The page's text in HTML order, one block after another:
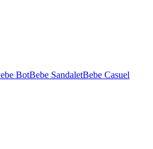
BotBebe SandaletBebe Casuel